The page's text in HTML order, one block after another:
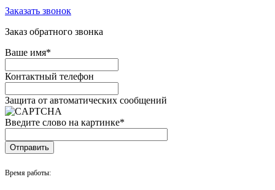
Заказать звонок
Заказ обратного звонка
Ваше имя*
Контактный телефон
Защита от автоматических сообщений
Введите слово на картинке*
Время работы: